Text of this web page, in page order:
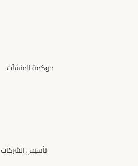
حوكمة المنشآت
تأسيس الشركات